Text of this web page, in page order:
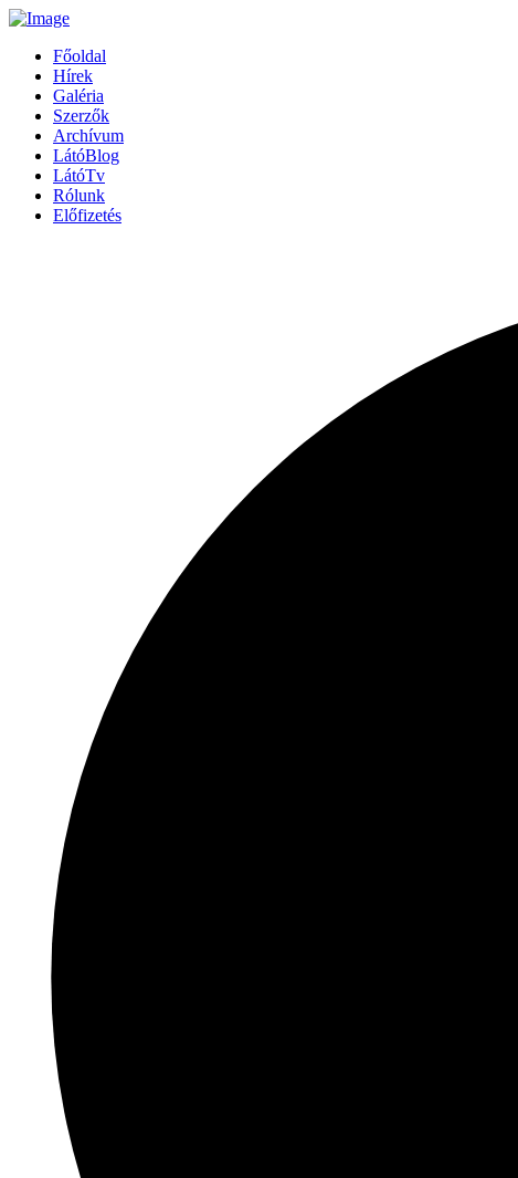
Főoldal
Hírek
Galéria
Szerzők
Archívum
LátóBlog
LátóTv
Rólunk
Előfizetés